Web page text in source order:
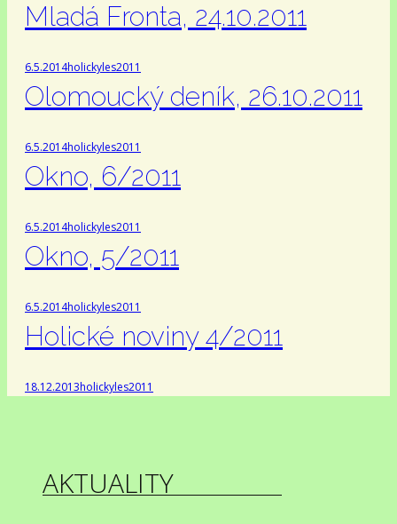
Mladá Fronta, 24.10.2011
6.5.2014holickyles2011
Olomoucký deník, 26.10.2011
6.5.2014holickyles2011
Okno, 6/2011
6.5.2014holickyles2011
Okno, 5/2011
6.5.2014holickyles2011
Holické noviny 4/2011
18.12.2013holickyles2011
AKTUALITY